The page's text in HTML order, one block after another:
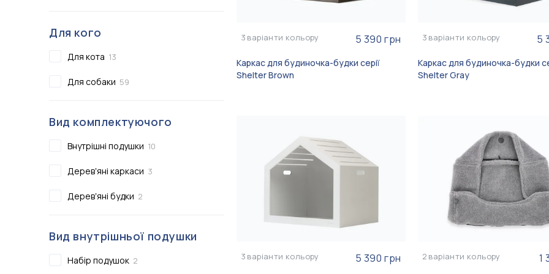
Керамічна миска для собак Cacao
757 грн
Плед
Керамічна миска для кішок Cacao
757 грн
Для кого
Для кота 13
Для собаки 59
Вид комплектуючого
Внутрішні подушки 10
Деревʼяні каркаси 3
Деревʼяні будки 2
Вид внутрішньої подушки
Набір подушок 2
3 варіанти кольору 5 390 грн
Каркас для будиночка-будки серії
Shelter Brown
3 варіанти кольору 5
Каркас для будиночка-будки
Shelter Gray
3 варіанти кольору 5 390 грн 2 варіанти кольору 1